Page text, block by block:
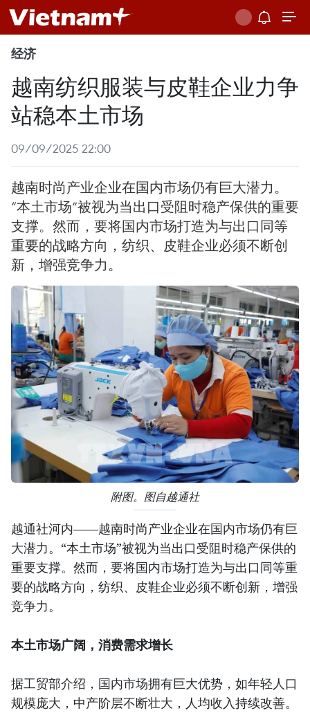
经济
越南纺织服装与皮鞋企业力争
站稳本土市场
09/09/2025 22:00
越南时尚产业企业在国内市场仍有巨大潜力。
“本土市场”被视为当出口受阻时稳产保供的重要
支撑。然而，要将国内市场打造为与出口同等
重要的战略方向，纺织、皮鞋企业必须不断创
新，增强竞争力。
附图。图自越通社
越通社河内——越南时尚产业企业在国内市场仍有巨
大潜力。“本土市场”被视为当出口受阻时稳产保供的
重要支撑。然而，要将国内市场打造为与出口同等重
要的战略方向，纺织、皮鞋企业必须不断创新，增强
竞争力。
本土市场广阔，消费需求增长
据工贸部介绍，国内市场拥有巨大优势，如年轻人口
规模庞大，中产阶层不断壮大，人均收入持续改善。